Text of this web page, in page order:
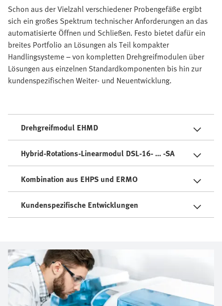
Schon aus der Vielzahl verschiedener Probengefäße ergibt
sich ein großes Spektrum technischer Anforderungen an das
automatisierte Öffnen und Schließen. Festo bietet dafür ein
breites Portfolio an Lösungen als Teil kompakter
Handlingsysteme – von kompletten Drehgreifmodulen über
Lösungen aus einzelnen Standardkomponenten bis hin zur
kundenspezifischen Weiter- und Neuentwicklung.
Drehgreifmodul EHMD
Hybrid-Rotations-Linearmodul DSL-16- ... -SA
Kombination aus EHPS und ERMO
Kundenspezifische Entwicklungen